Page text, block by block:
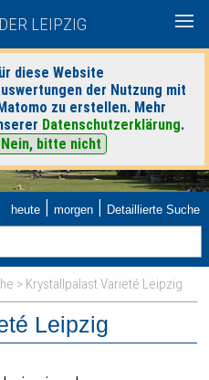
LEIPZIG
diese Website
der Nutzung mit
zu erstellen. Mehr
Datenschutzerklärung.
Nein, bitte nicht
heute | morgen | Detaillierte Suche
> Krystallpalast Varieté Leipzig
Leipzig